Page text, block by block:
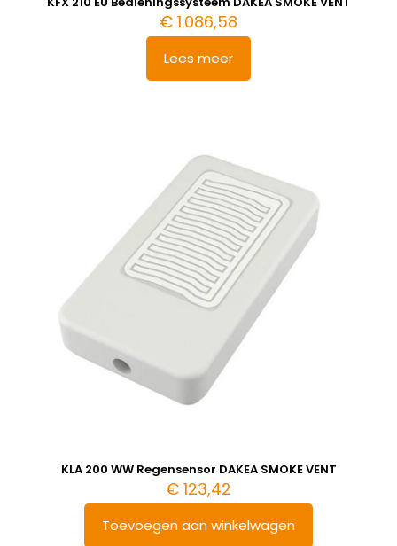
€ 1.086,58
Lees meer
KLA 200 WW Regensensor DAKEA SMOKE VENT
€ 123,42
Toevoegen aan winkelwagen